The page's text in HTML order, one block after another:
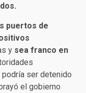
puertos de
y sea franco en
ser detenido
el gobierno